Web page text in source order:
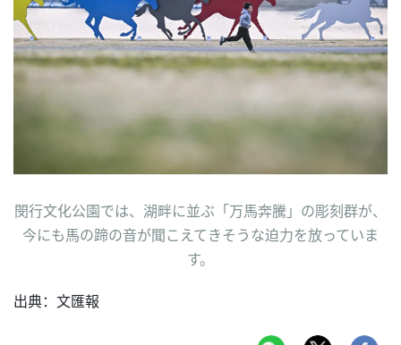
閔行文化公園では、湖畔に並ぶ「万馬奔騰」の彫刻群が、
今にも馬の蹄の音が聞こえてきそうな迫力を放っていま
す。
出典：文匯報